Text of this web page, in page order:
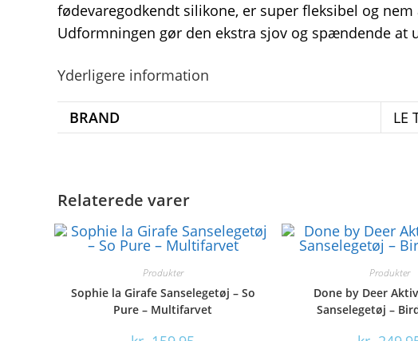
fødevaregodkendt silikone, er super fleksibel og
Udformningen gør den ekstra sjov og spændende at
Yderligere information
BRAND LE
Relaterede varer
Produkter
Sophie la Girafe Sanselegetøj – So
Pure – Multifarvet
Produkter
Done by Deer
Sanselegetøj –